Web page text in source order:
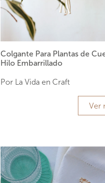
Colgante Para Plantas de
Hilo Embarrillado
Por La Vida en Craft
Ver